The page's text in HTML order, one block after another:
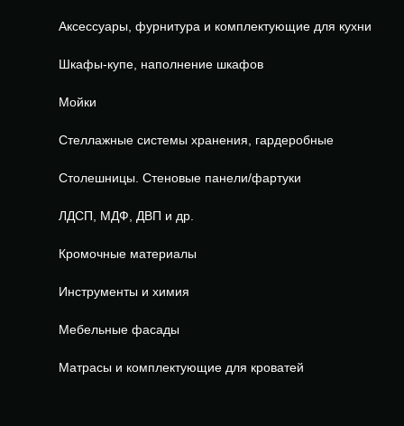
Аксессуары, фурнитура и комплектующие для кухни
Шкафы-купе, наполнение шкафов
Мойки
Стеллажные системы хранения, гардеробные
Столешницы. Стеновые панели/фартуки
ЛДСП, МДФ, ДВП и др.
Кромочные материалы
Инструменты и химия
Мебельные фасады
Матрасы и комплектующие для кроватей